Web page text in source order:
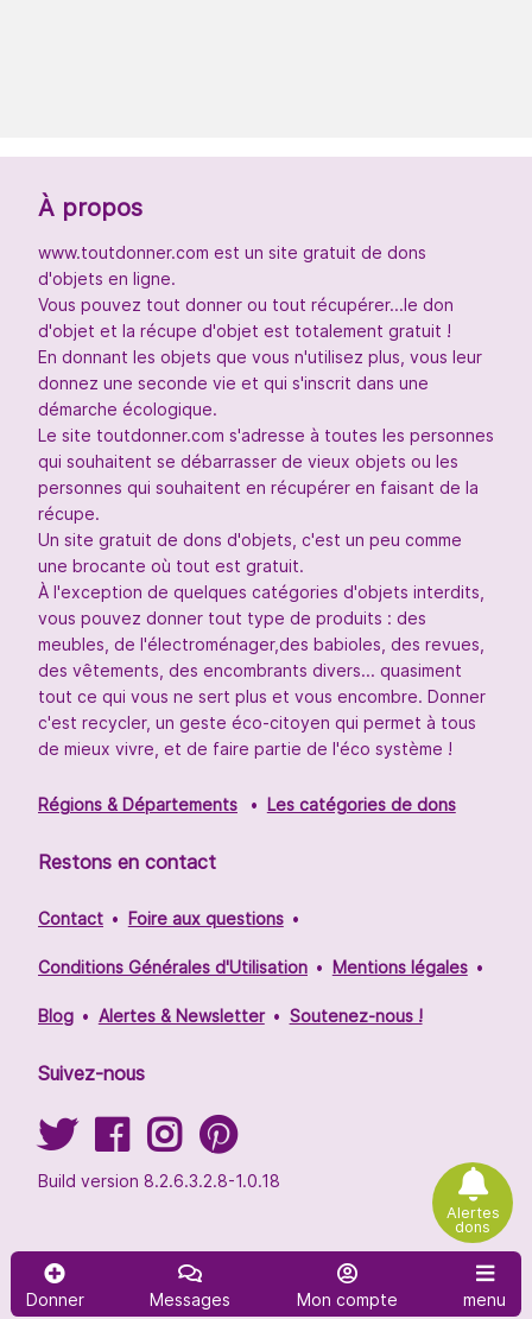
Donner Messages Mon compte menu
Alertes
dons
À propos
www.toutdonner.com est un site gratuit de dons
d'objets en ligne.
Vous pouvez tout donner ou tout récupérer...le don
d'objet et la récupe d'objet est totalement gratuit !
En donnant les objets que vous n'utilisez plus, vous leur
donnez une seconde vie et qui s'inscrit dans une
démarche écologique.
Le site toutdonner.com s'adresse à toutes les personnes
qui souhaitent se débarrasser de vieux objets ou les
personnes qui souhaitent en récupérer en faisant de la
récupe.
Un site gratuit de dons d'objets, c'est un peu comme
une brocante où tout est gratuit.
À l'exception de quelques catégories d'objets interdits,
vous pouvez donner tout type de produits : des
meubles, de l'électroménager,des babioles, des revues,
des vêtements, des encombrants divers... quasiment
tout ce qui vous ne sert plus et vous encombre. Donner
c'est recycler, un geste éco-citoyen qui permet à tous
de mieux vivre, et de faire partie de l'éco système !
Régions & Départements Les catégories de dons
Restons en contact
Contact Foire aux questions
Conditions Générales d'Utilisation Mentions légales
Blog Alertes & Newsletter Soutenez-nous !
Suivez-nous
Build version 8.2.6.3.2.8-1.0.18